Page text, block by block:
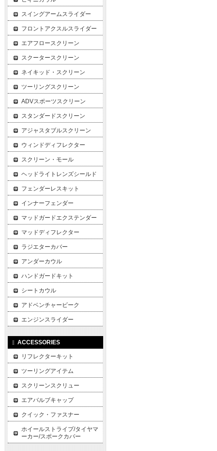
スイングアームスライダー
フロントアクスルスライダー
エアフロースクリーン
スクータースクリーン
ネイキッド・スクリーン
ツーリングスクリーン
ADVスポーツスクリーン
スタンダードスクリーン
アジャスタブルスクリーン
ウィンドディフレクター
スクリーン・モール
ヘッドライトレンズシールド
フェンダーレスキット
インナーフェンダー
マッドガードエクステンダー
マッドディフレクター
ラジエターカバー
アンダーカウル
ハンドガードキット
シートカウル
アドベンチャービーク
エンジンスライダー
ACCESSORIES
リフレクターキット
ツーリングアイテム
スクリーンスクリュー
エアバルブキャップ
クイック・ファスナー
ホイールストライプ/タイヤマ
ーカー/スポークカバー